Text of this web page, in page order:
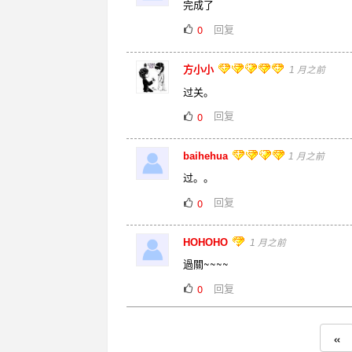
完成了
0
回复
方小小 1 月之前
过关。
0
回复
baihehua 1 月之前
过。。
0
回复
HOHOHO 1 月之前
過關~~~~
0
回复
«